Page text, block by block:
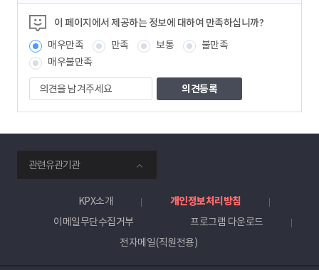
츠
정
보
책
임
자
이 페이지에서 제공하는 정보에 대하여 만족하십니까?
매우만족
만족 보통
불만족
매우불만족
의
견
을
겨
주
세
요
관련유관기관
KPX소개
개인정보처리방침
이메일무단수집거부
프로그램 다운로드
전자메일(직원전용)